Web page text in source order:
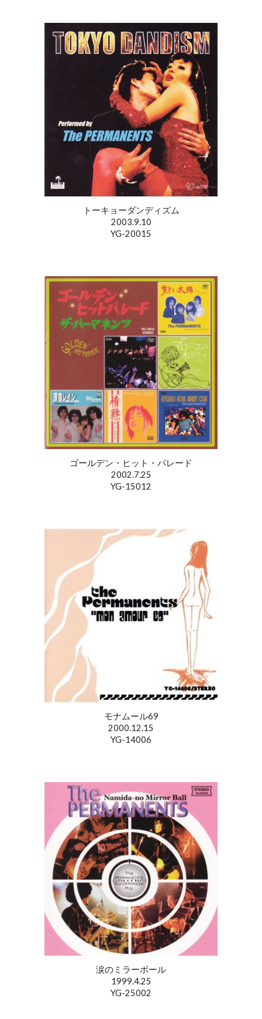
トーキョーダンディズム
2003.9.10
YG-20015
ゴールデン・ヒット・パレード
2002.7.25
YG-15012
モナムール69
2000.12.15
YG-14006
涙のミラーボール
1999.4.25
YG-25002